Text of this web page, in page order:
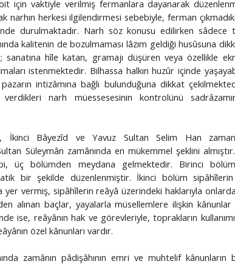
için vaktiyle verilmiş fermanlara dayanarak
narhın herkesi ilgilendirmesi sebebiyle, ferman
durulmaktadır. Narh söz konusu edilirken
kalitenin de bozulmaması lâzım geldiği husûsuna
hîle katan, gramajı düşüren veya özellikle
istenmektedir. Bilhassa halkın huzûr içinde
intizâmına bağlı bulunduğuna dikkat
narh müessesesinin kontrolünü
İkinci Bâyezîd ve Yavuz Sultan Selim Han
Süleymân zamânında en mükemmel şeklini
üç bölümden meydana gelmektedir. Birinci
bir şekilde düzenlenmiştir. İkinci bölüm sipâhîlerin
yer vermiş, sipâhîlerin reâyâ üzerindeki haklarıyla
alınan baçlar, yayalarla müsellemlere ilişkin
ise, reâyânın hak ve görevleriyle, toprakların
özel kânunları vardır.
zamânın pâdişâhının emri ve muhtelif